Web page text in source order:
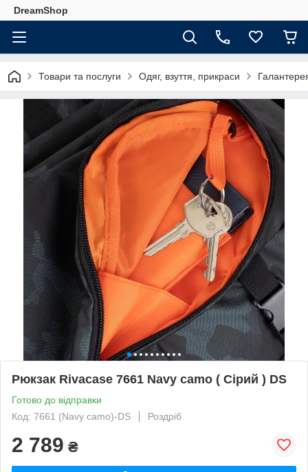
DreamShop
Товари та послуги Одяг, взуття, прикраси
Рюкзак Rivacase 7661 Navy camo ( Сірий ) DS
Готово до відправки
Код: 7661 (Navy camo)-DS
Роздріб
2 789 ₴